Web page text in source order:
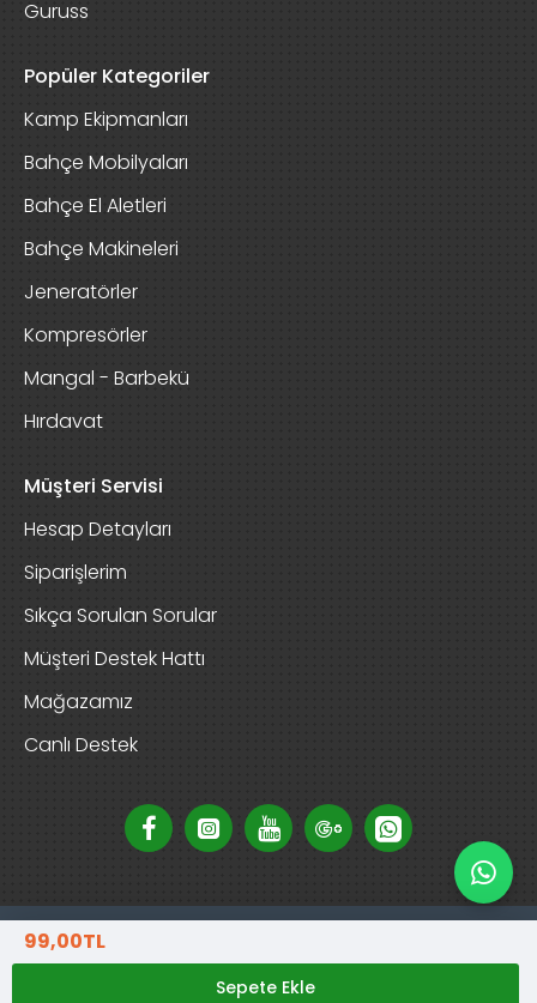
99,00TL
Sepete Ekle
Guruss
Popüler Kategoriler
Kamp Ekipmanları
Bahçe Mobilyaları
Bahçe El Aletleri
Bahçe Makineleri
Jeneratörler
Kompresörler
Mangal - Barbekü
Hırdavat
Müşteri Servisi
Hesap Detayları
Siparişlerim
Sıkça Sorulan Sorular
Müşteri Destek Hattı
Mağazamız
Canlı Destek
Copyright © 2025, D-Garden Market, Tüm Hakları Saklıdır